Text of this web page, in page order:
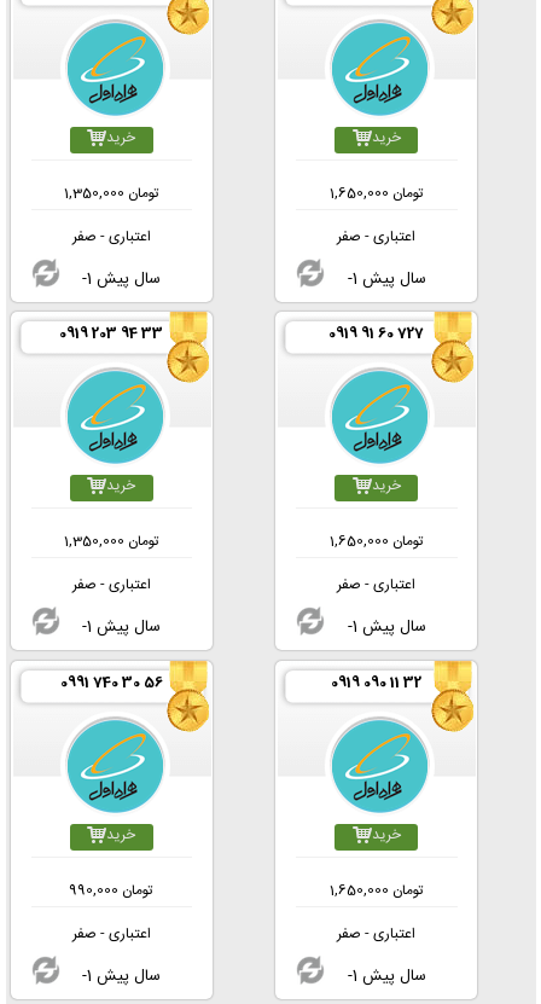
خرید
1,650,000 تومان
اعتباری - صفر
-1 سال پیش
خرید
1,350,000 تومان
اعتباری - صفر
-1 سال پیش
0919 91 60 727
خرید
1,650,000 تومان
اعتباری - صفر
-1 سال پیش
0919 203 94 33
خرید
1,350,000 تومان
اعتباری - صفر
-1 سال پیش
0919 090 11 32
خرید
1,650,000 تومان
اعتباری - صفر
-1 سال پیش
0991 740 30 56
خرید
990,000 تومان
اعتباری - صفر
-1 سال پیش